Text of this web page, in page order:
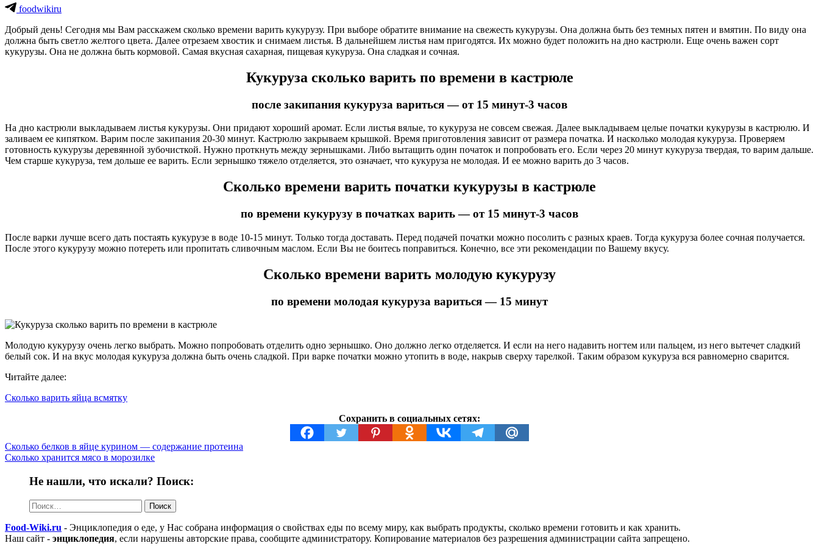
foodwikiru
Добрый день! Сегодня мы Вам расскажем сколько времени варить кукурузу. При выборе обратите внимание на свежесть кукурузы. Она должна быть без темных пятен и вмятин. По виду она
должна быть светло желтого цвета. Далее отрезаем хвостик и снимаем листья. В дальнейшем листья нам пригодятся. Их можно будет положить на дно кастрюли. Еще очень важен сорт
кукурузы. Она не должна быть кормовой. Самая вкусная сахарная, пищевая кукуруза. Она сладкая и сочная.
Кукуруза сколько варить по времени в кастрюле
после закипания кукуруза вариться — от 15 минут-3 часов
На дно кастрюли выкладываем листья кукурузы. Они придают хороший аромат. Если листья вялые, то кукуруза не совсем свежая. Далее выкладываем целые початки кукурузы в кастрюлю. И
заливаем ее кипятком. Варим после закипания 20-30 минут. Кастрюлю закрываем крышкой. Время приготовления зависит от размера початка. И насколько молодая кукуруза. Проверяем
готовность кукурузы деревянной зубочисткой. Нужно проткнуть между зернышками. Либо вытащить один початок и попробовать его. Если через 20 минут кукуруза твердая, то варим дальше.
Чем старше кукуруза, тем дольше ее варить. Если зернышко тяжело отделяется, это означает, что кукуруза не молодая. И ее можно варить до 3 часов.
Сколько времени варить початки кукурузы в кастрюле
по времени кукурузу в початках варить — от 15 минут-3 часов
После варки лучше всего дать постаять кукурузе в воде 10-15 минут. Только тогда доставать. Перед подачей початки можно посолить с разных краев. Тогда кукуруза более сочная получается.
После этого кукурузу можно потереть или пропитать сливочным маслом. Если Вы не боитесь поправиться. Конечно, все эти рекомендации по Вашему вкусу.
Сколько времени варить молодую кукурузу
по времени молодая кукуруза вариться — 15 минут
Молодую кукурузу очень легко выбрать. Можно попробовать отделить одно зернышко. Оно должно легко отделяется. И если на него надавить ногтем или пальцем, из него вытечет сладкий
белый сок. И на вкус молодая кукуруза должна быть очень сладкой. При варке початки можно утопить в воде, накрыв сверху тарелкой. Таким образом кукуруза вся равномерно сварится.
Читайте далее:
Сколько варить яйца всмятку
Сохранить в социальных сетях:
Сколько белков в яйце курином — содержание протеина
Сколько хранится мясо в морозилке
Не нашли, что искали? Поиск:
Найти:
Food-Wiki.ru - Энциклопедия о еде, у Нас собрана информация о свойствах еды по всему миру, как выбрать продукты, сколько времени готовить и как хранить.
Наш сайт - энциклопедия, если нарушены авторские права, сообщите администратору. Копирование материалов без разрешения администрации сайта запрещено.